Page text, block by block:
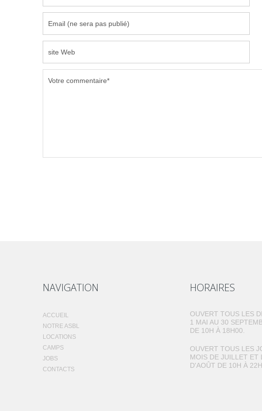
NAVIGATION
ACCUEIL
NOTRE ASBL
LOCATIONS
CAMPS
JOBS
CONTACTS
HORAIRES
OUVERT TOUS LES
1 MAI AU 30
DE 10H À 18H00.
OUVERT TOUS LES
MOIS DE JUILLET ET
D'AOÛT DE 10H À